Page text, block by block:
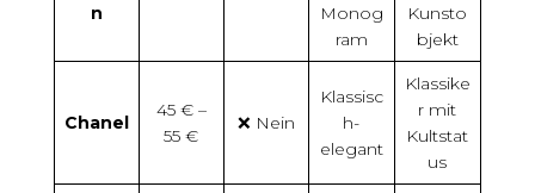
n
Monog
ram
Kunsto
bjekt
Chanel
45 € –
55 €
❌ Nein
Klassisc
h-
elegant
Klassike
r mit
Kultstat
us